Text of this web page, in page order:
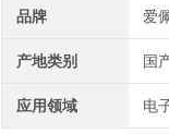
品牌 爱
产地类别 国
应用领域 电